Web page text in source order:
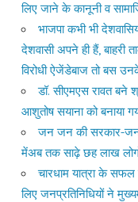
लिए जाने के कानूनी व
भाजपा कभी भी
देशवासी अपने ही हैं, बाहरी
विरोधी ऐजेंडेबाज तो बस
डॉ. सीएमएस रावत बने
आशुतोष सयाना को बनाया
जन जन की सरकार-जन
मेंअब तक साढ़े छह लाख
चारधाम यात्रा के
लिए जनप्रतिनिधियों ने